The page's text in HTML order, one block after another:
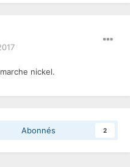
nickel.
Abonnés 2